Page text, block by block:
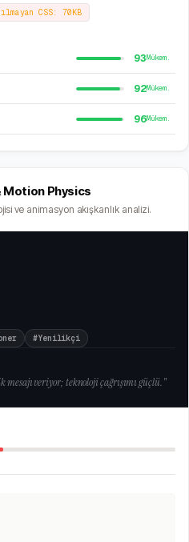
CSS: 70KB
93Mükem.
92Mükem.
96Mükem.
Motion Physics
ve animasyon akışkanlık analizi.
#Yenilikçi
veriyor; teknoloji çağrışımı güçlü."